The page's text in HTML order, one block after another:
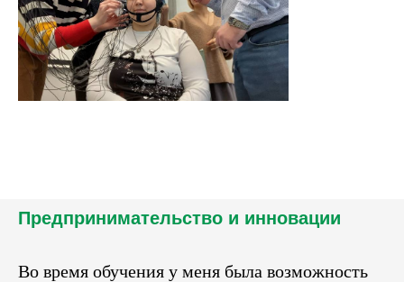
Предпринимательство и инновации
Во время обучения у меня была возможность